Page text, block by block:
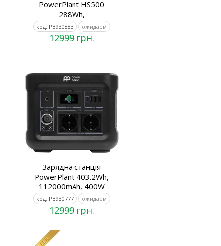
PowerPlant HS500
288Wh,
код: PB930883 ожидаем
12999 грн.
Зарядна станція
PowerPlant 403.2Wh,
112000mAh, 400W
код: PB930777 ожидаем
12999 грн.